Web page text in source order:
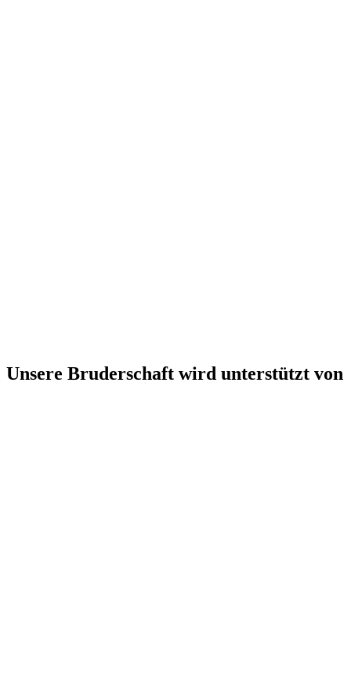
Unsere Bruderschaft wird unterstützt von